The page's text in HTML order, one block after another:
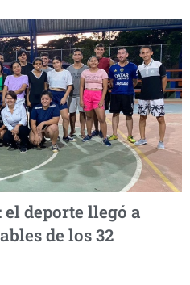
el deporte llegó a
de los 32